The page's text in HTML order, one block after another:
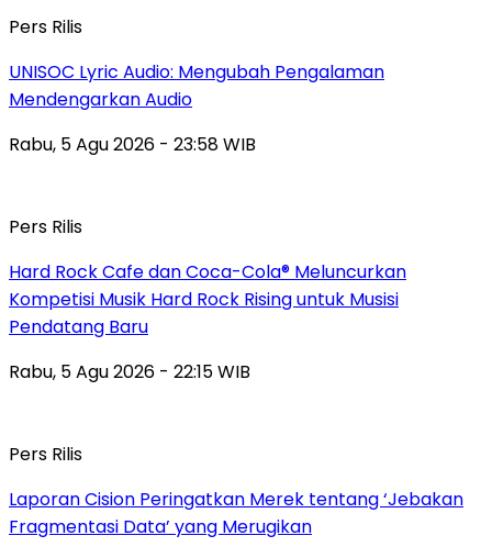
Pers Rilis
UNISOC Lyric Audio: Mengubah Pengalaman
Mendengarkan Audio
Rabu, 5 Agu 2026 - 23:58 WIB
Pers Rilis
Hard Rock Cafe dan Coca-Cola® Meluncurkan
Kompetisi Musik Hard Rock Rising untuk Musisi
Pendatang Baru
Rabu, 5 Agu 2026 - 22:15 WIB
Pers Rilis
Laporan Cision Peringatkan Merek tentang ‘Jebakan
Fragmentasi Data’ yang Merugikan